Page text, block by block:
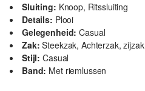
Sluiting: Knoop, Ritssluiting
Details: Plooi
Gelegenheid: Casual
Zak: Steekzak, Achterzak, zijzak
Stijl: Casual
Band: Met riemlussen